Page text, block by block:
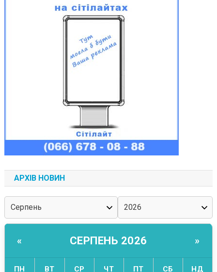
АРХІВ НОВИН
« СЕРПЕНЬ 2026 »
ПН ВТ СР ЧТ ПТ СБ НД